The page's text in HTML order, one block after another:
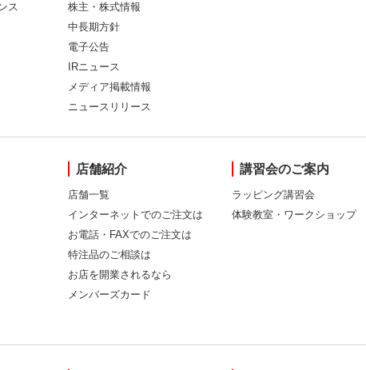
ス
株主・株式情報
中長期方針
電子公告
IRニュース
メディア掲載情報
ニュースリリース
店舗紹介
店舗一覧
インターネットでのご注文は
お電話・FAXでのご注文は
特注品のご相談は
お店を開業されるなら
メンバーズカード
講習会のご案内
ラッピング講習会
体験教室・ワークショップ